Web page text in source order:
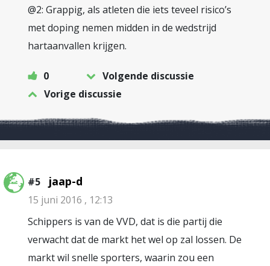
@2: Grappig, als atleten die iets teveel risico’s
met doping nemen midden in de wedstrijd
hartaanvallen krijgen.
0
Volgende discussie
Vorige discussie
#5 jaap-d
15 juni 2016 , 12:13
Schippers is van de VVD, dat is die partij die
verwacht dat de markt het wel op zal lossen. De
markt wil snelle sporters, waarin zou een